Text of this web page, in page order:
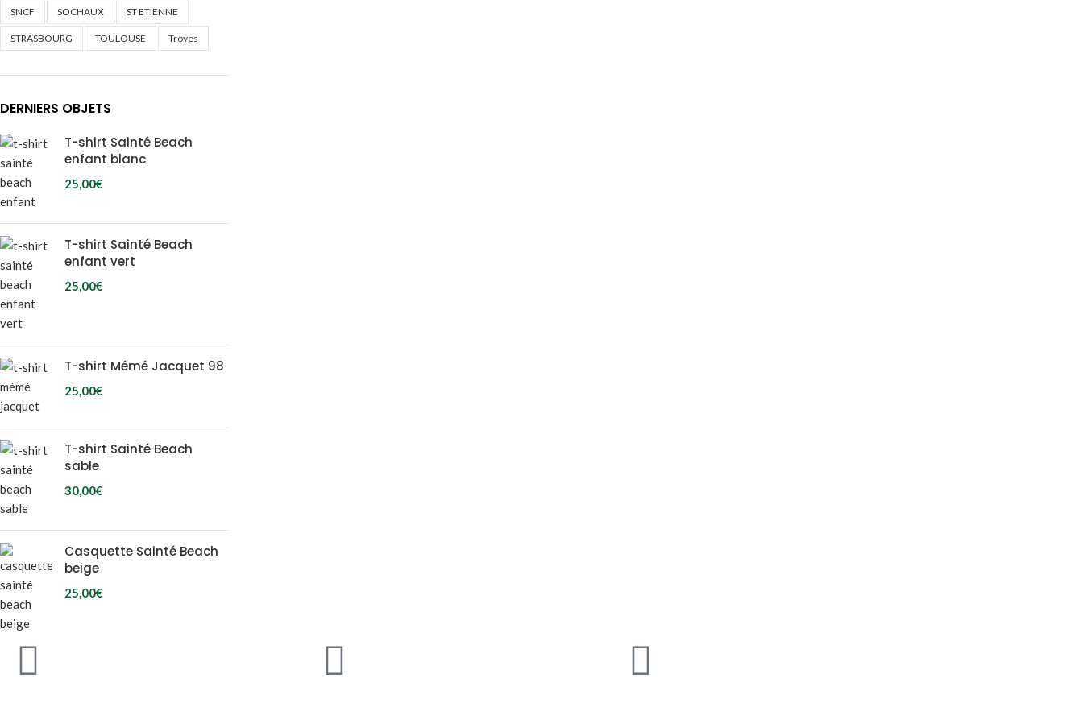
SNCF SOCHAUX ST ETIENNE
STRASBOURG TOULOUSE Troyes
DERNIERS OBJETS
T-shirt Sainté Beach
enfant blanc
25,00€
T-shirt Sainté Beach
enfant vert
25,00€
T-shirt Mémé Jacquet 98
25,00€
T-shirt Sainté Beach
sable
30,00€
Casquette Sainté Beach
beige
25,00€